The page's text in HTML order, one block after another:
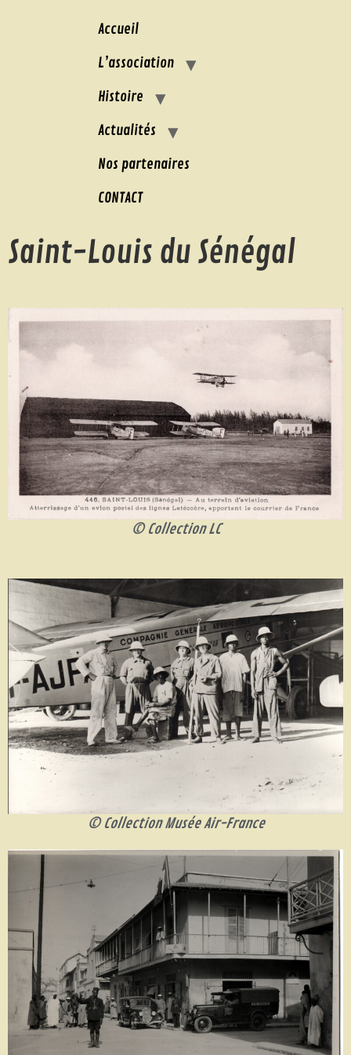
Accueil
L’association
Histoire
Actualités
Nos partenaires
CONTACT
Saint-Louis du Sénégal
© Collection LC
© Collection Musée Air-France